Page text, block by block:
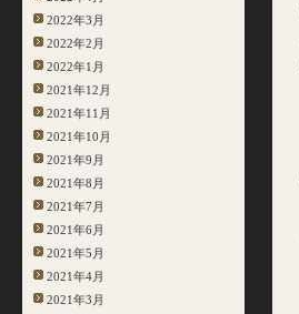
2022年3月
2022年2月
2022年1月
2021年12月
2021年11月
2021年10月
2021年9月
2021年8月
2021年7月
2021年6月
2021年5月
2021年4月
2021年3月